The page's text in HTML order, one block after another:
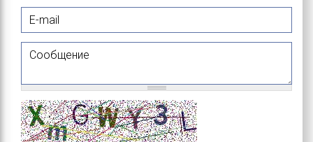
Сообщение